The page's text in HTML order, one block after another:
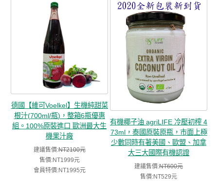
德國【維可Voelkel】生機純甜菜
根汁(700ml/瓶)，整箱6瓶優惠
組。100%原裝進口 歐洲最大生
機果汁廠
建議售價:NT2100元
售價:NT1999元
會員特價:NT1995元
有機椰子油 agriLIFE 冷壓初榨 4
73ml，泰國原裝原瓶，市面上極
少數同時有著美國、歐盟、加拿
大三大國際有機認證
建議售價:NT600元
售價:NT529元